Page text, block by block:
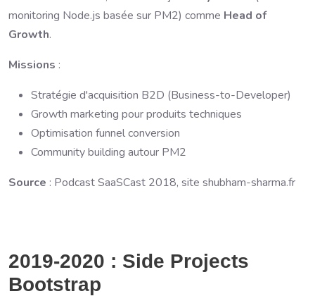
monitoring Node.js basée sur PM2) comme Head of
Growth.
Missions :
Stratégie d'acquisition B2D (Business-to-Developer)
Growth marketing pour produits techniques
Optimisation funnel conversion
Community building autour PM2
Source : Podcast SaaSCast 2018, site shubham-sharma.fr
2019-2020 : Side Projects
Bootstrap